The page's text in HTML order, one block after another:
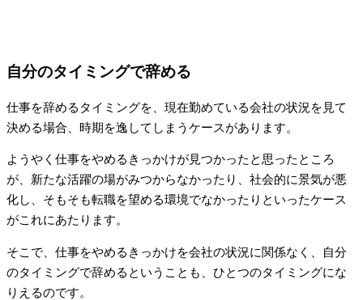
自分のタイミングで辞める
仕事を辞めるタイミングを、現在勤めている会社の状況を見て
決める場合、時期を逸してしまうケースがあります。
ようやく仕事をやめるきっかけが見つかったと思ったところ
が、新たな活躍の場がみつからなかったり、社会的に景気が悪
化し、そもそも転職を望める環境でなかったりといったケース
がこれにあたります。
そこで、仕事をやめるきっかけを会社の状況に関係なく、自分
のタイミングで辞めるということも、ひとつのタイミングにな
りえるのです。